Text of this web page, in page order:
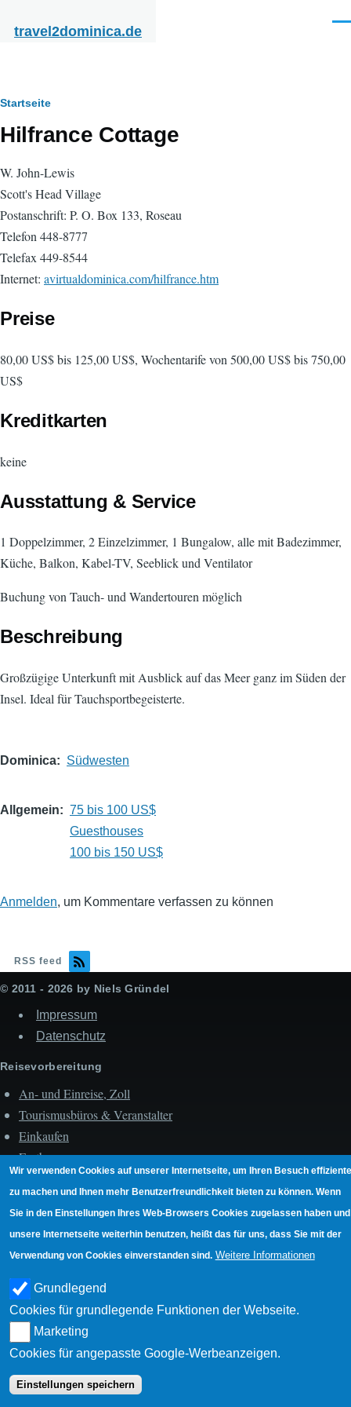
travel2dominica.de
Pfadnavigation
Startseite
Hilfrance Cottage
W. John-Lewis
Scott's Head Village
Postanschrift: P. O. Box 133, Roseau
Telefon 448-8777
Telefax 449-8544
Internet: avirtualdominica.com/hilfrance.htm
Preise
80,00 US$ bis 125,00 US$, Wochentarife von 500,00 US$ bis 750,00
US$
Kreditkarten
keine
Ausstattung & Service
1 Doppelzimmer, 2 Einzelzimmer, 1 Bungalow, alle mit Badezimmer,
Küche, Balkon, Kabel-TV, Seeblick und Ventilator
Buchung von Tauch- und Wandertouren möglich
Beschreibung
Großzügige Unterkunft mit Ausblick auf das Meer ganz im Süden der
Insel. Ideal für Tauchsportbegeisterte.
Dominica Südwesten
Allgemein
75 bis 100 US$
Guesthouses
100 bis 150 US$
Anmelden, um Kommentare verfassen zu können
RSS feed
© 2011 - 2026 by Niels Gründel
Impressum
Datenschutz
Reisevorbereitung
An- und Einreise, Zoll
Tourismusbüros & Veranstalter
Einkaufen
Fortbewegen
Landausflüge
Nachtleben
Strand- & Wasserleben
Unterkunft
Hauptstadt Roseau
Umgebung Roseaus
Südwesten der Insel
Ostküste der Insel
Westküste der Insel
Wir verwenden Cookies auf unserer Internetseite, um Ihren Besuch
zu machen und Ihnen mehr Benutzerfreundlichkeit bieten zu können. Wenn
Sie in den Einstellungen Ihres Web-Browsers Cookies zugelassen haben und
unsere Internetseite weiterhin benutzen, heißt das für uns, dass Sie mit der
Verwendung von Cookies einverstanden sind. Weitere Informationen
Grundlegend
Cookies für grundlegende Funktionen der Webseite.
Marketing
Cookies für angepasste Google-Werbeanzeigen.
Einstellungen speichern